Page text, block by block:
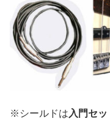
※シールドは 入門セッ